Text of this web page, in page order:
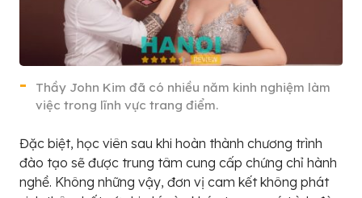
Thầy John Kim đã có nhiều năm kinh nghiệm làm
việc trong lĩnh vực trang điểm.
Đặc biệt, học viên sau khi hoàn thành chương trình
đào tạo sẽ được trung tâm cung cấp chứng chỉ hành
nghề. Không những vậy, đơn vị cam kết không phát